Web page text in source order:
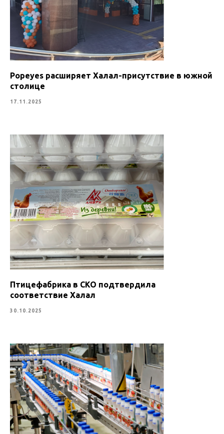
Popeyes расширяет Халал-присутствие в южной
столице
17.11.2025
Птицефабрика в СКО подтвердила
соответствие Халал
30.10.2025